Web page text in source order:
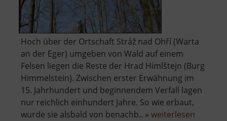
Hoch über der Ortschaft Stráž nad Ohří (Warta
an der Eger) umgeben von Wald auf einem
Felsen liegen die Reste der Hrad Himlštejn (Burg
Himmelstein). Zwischen erster Erwähnung im
15. Jahrhundert und beginnendem Verfall lagen
nur reichlich einhundert Jahre. So wie erbaut,
wurde sie alsbald von benachb.. » weiterlesen